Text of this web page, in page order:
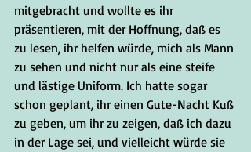
mitgebracht und wollte es ihr
präsentieren, mit der Hoffnung, daß es
zu lesen, ihr helfen würde, mich als Mann
zu sehen und nicht nur als eine steife
und lästige Uniform. Ich hatte sogar
schon geplant, ihr einen Gute-Nacht Kuß
zu geben, um ihr zu zeigen, daß ich dazu
in der Lage sei, und vielleicht würde sie